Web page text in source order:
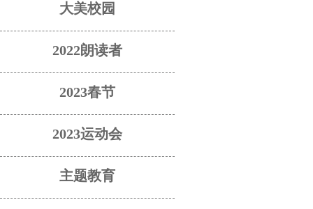
大美校园
2022朗读者
2023春节
2023运动会
主题教育